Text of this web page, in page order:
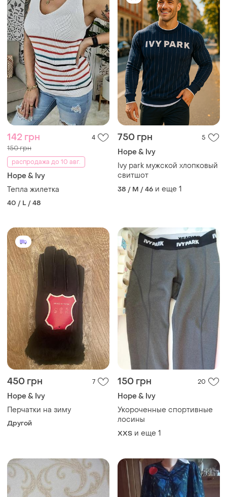
142 грн 4
150 грн
распродажа до 10 авг.
Hope & Ivy
Тепла жилетка
40 / L / 48
750 грн 5
Hope & Ivy
Ivy park мужской хлопковый
свитшот
38 / M / 46 и еще 1
450 грн 7
Hope & Ivy
Перчатки на зиму
Другой
150 грн 20
Hope & Ivy
Укороченные спортивные
лосины
XХS и еще 1